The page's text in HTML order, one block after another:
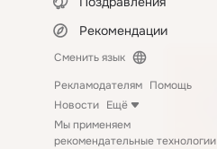
Рекомендации
Сменить язык
Рекламодателям Помощь
Новости Ещё
Мы применяем
рекомендательные технологии